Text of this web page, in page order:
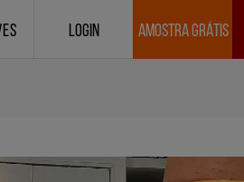
LOGIN AMOSTRA GRÁTIS